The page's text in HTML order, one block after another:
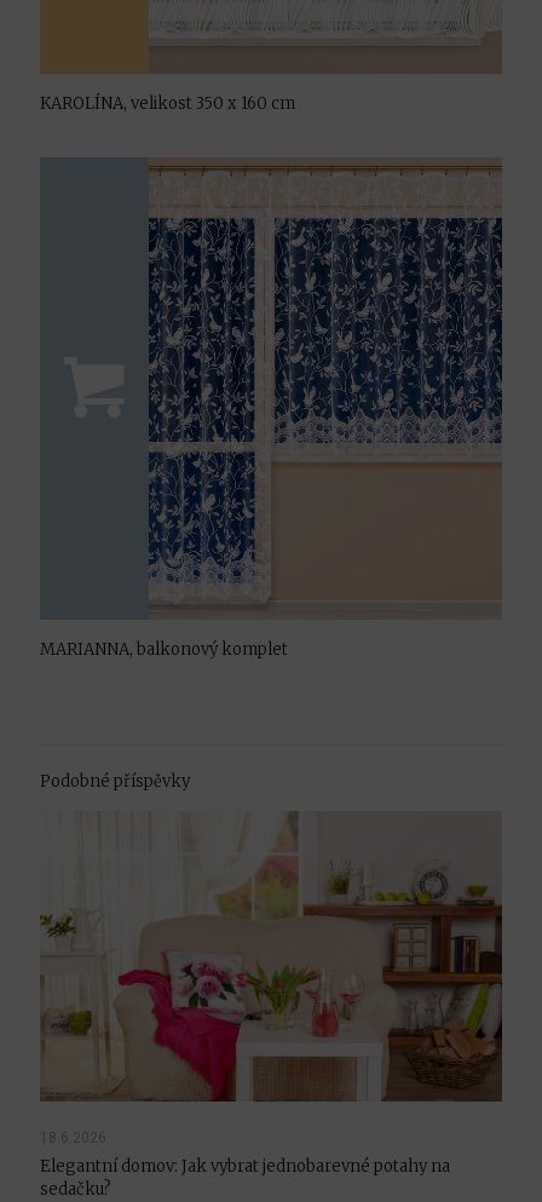
KAROLÍNA, velikost 350 x 160 cm
MARIANNA, balkonový komplet
Podobné příspěvky
18.6.2026
Elegantní domov: Jak vybrat jednobarevné potahy na
sedačku?